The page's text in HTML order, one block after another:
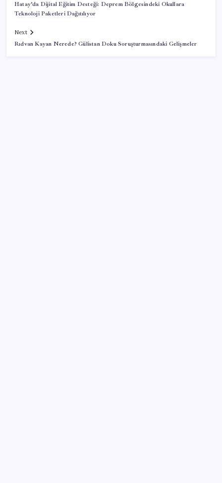
Hatay’da Dijital Eğitim Desteği: Deprem Bölgesindeki Okullara
Teknoloji Paketleri Dağıtılıyor
Next
Rıdvan Kayan Nerede? Gülistan Doku Soruşturmasındaki Gelişmeler